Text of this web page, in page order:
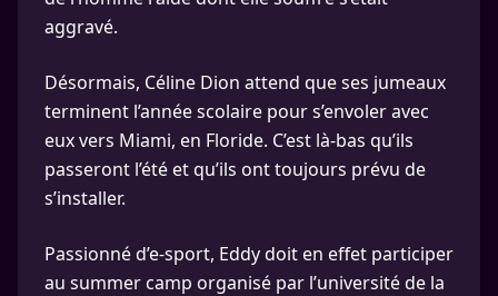
aggravé.
Désormais, Céline Dion attend que ses jumeaux
terminent l’année scolaire pour s’envoler avec
eux vers Miami, en Floride. C’est là-bas qu’ils
passeront l’été et qu’ils ont toujours prévu de
s’installer.
Passionné d’e-sport, Eddy doit en effet participer
au summer camp organisé par l’université de la